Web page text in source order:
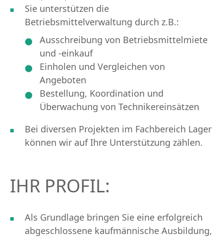
Sie unterstützen die
Betriebsmittelverwaltung durch z.B.:
Ausschreibung von Betriebsmittelmiete
und -einkauf
Einholen und Vergleichen von
Angeboten
Bestellung, Koordination und
Überwachung von Technikereinsätzen
Bei diversen Projekten im Fachbereich Lager
können wir auf Ihre Unterstützung zählen.
IHR PROFIL:
Als Grundlage bringen Sie eine erfolgreich
abgeschlossene kaufmännische Ausbildung,